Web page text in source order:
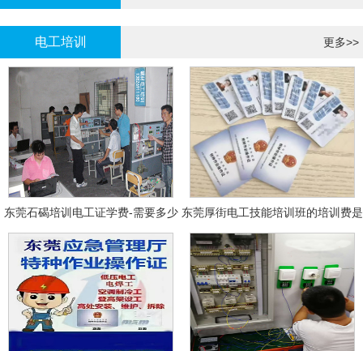
理证考证
电工培训 更多>>
东莞石碣培训电工证学费-需要多少
钱?需要什么条件?
东莞厚街电工技能培训班的培训费是
多少?